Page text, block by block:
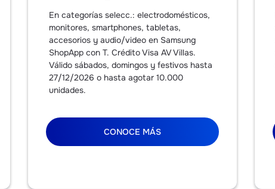
En categorías selecc.: electrodomésticos,
monitores, smartphones, tabletas,
accesorios y audio/video en Samsung
ShopApp con T. Crédito Visa AV Villas.
Válido sábados, domingos y festivos hasta
27/12/2026 o hasta agotar 10.000
unidades.
CONOCE MÁS